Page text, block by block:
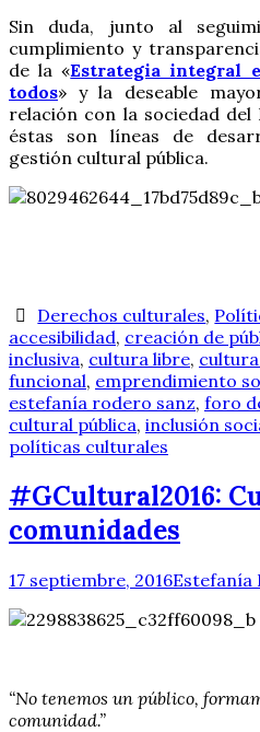
Sin duda, junto al
cumplimiento y
de la «Estrategia integral
todos» y la deseable
relación con la sociedad
éstas son líneas de
gestión cultural pública.
Derechos culturales,
accesibilidad, creación de
inclusiva, cultura libre,
funcional, emprendimiento
estefanía rodero sanz, foro
cultural pública, inclusión
políticas culturales
#GCultural2016:
comunidades
17 septiembre, 2016Estefanía
“No tenemos un público,
comunidad.”